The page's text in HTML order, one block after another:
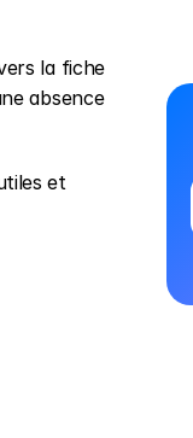
la fiche
absence
et